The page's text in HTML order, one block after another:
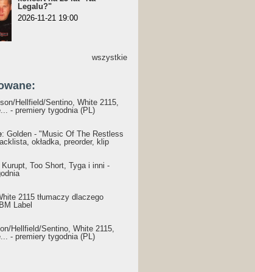
Legalu?"
2026-11-21 19:00
wszystkie
Hellfield/Sentino, White 2115,
- premiery tygodnia (PL)
: Golden - "Music Of The Restless
okładka, preorder, klip
Kurupt, Too Short, Tyga i inni -
2115 tłumaczy dlaczego
Label
Hellfield/Sentino, White 2115,
- premiery tygodnia (PL)